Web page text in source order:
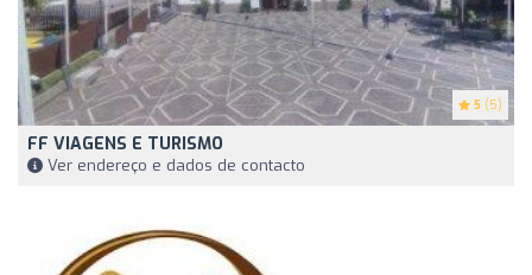
5 (5)
FF VIAGENS E TURISMO
Ver endereço e dados de contacto